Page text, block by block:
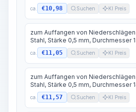
ca. €10,98 Suchen KI Preis
zum Auffangen von
Stahl, Stärke 0,5 mm, Durchmesser
ca. €11,05 Suchen KI Preis
zum Auffangen von
Stahl, Stärke 0,5 mm, Durchmesser
ca. €11,57 Suchen KI Preis